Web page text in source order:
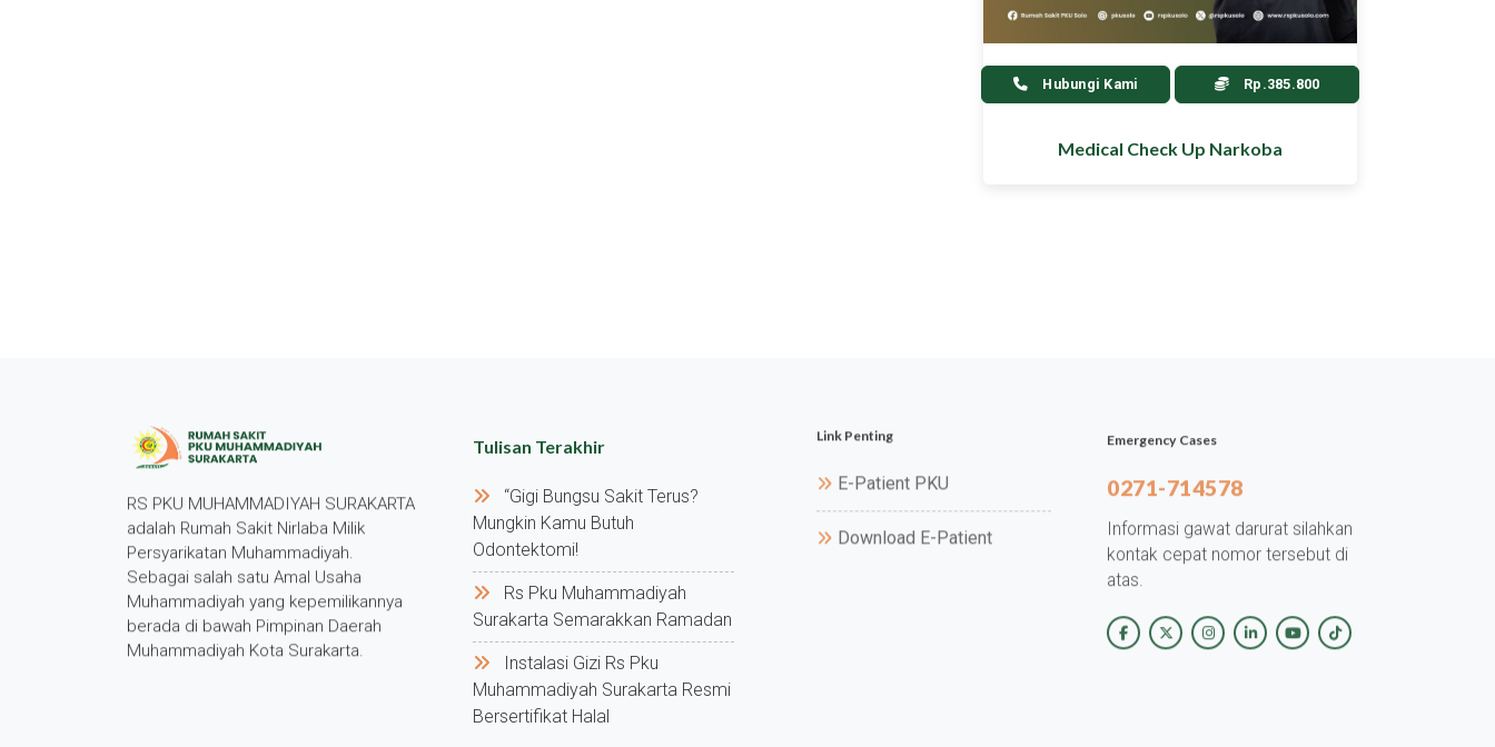
Hubungi Kami Rp.385.800
Medical Check Up Narkoba
RS PKU MUHAMMADIYAH SURAKARTA
adalah Rumah Sakit Nirlaba Milik
Persyarikatan Muhammadiyah.
Sebagai salah satu Amal Usaha
Muhammadiyah yang kepemilikannya
berada di bawah Pimpinan Daerah
Muhammadiyah Kota Surakarta.
Tulisan Terakhir
“gigi Bungsu Sakit Terus?
Mungkin Kamu Butuh
Odontektomi!
Rs Pku Muhammadiyah
Surakarta Semarakkan Ramadan
Instalasi Gizi Rs Pku
Muhammadiyah Surakarta Resmi
Bersertifikat Halal
Link Penting
E-Patient PKU
Download E-Patient
0271-714578
Informasi gawat darurat silahkan
kontak cepat nomor tersebut di
atas.